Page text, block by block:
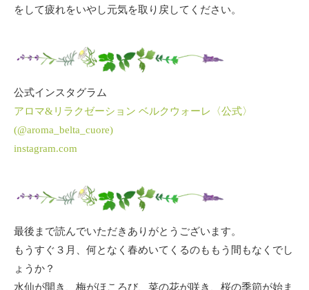
をして疲れをいやし元気を取り戻してください。
公式インスタグラム
アロマ&リラクゼーション ベルクウォーレ〈公式〉
(@aroma_belta_cuore)
instagram.com
最後まで読んでいただきありがとうございます。
もうすぐ３月、何となく春めいてくるのももう間もなくでし
ょうか？
水仙が開き、梅がほころび、菜の花が咲き、桜の季節が始ま